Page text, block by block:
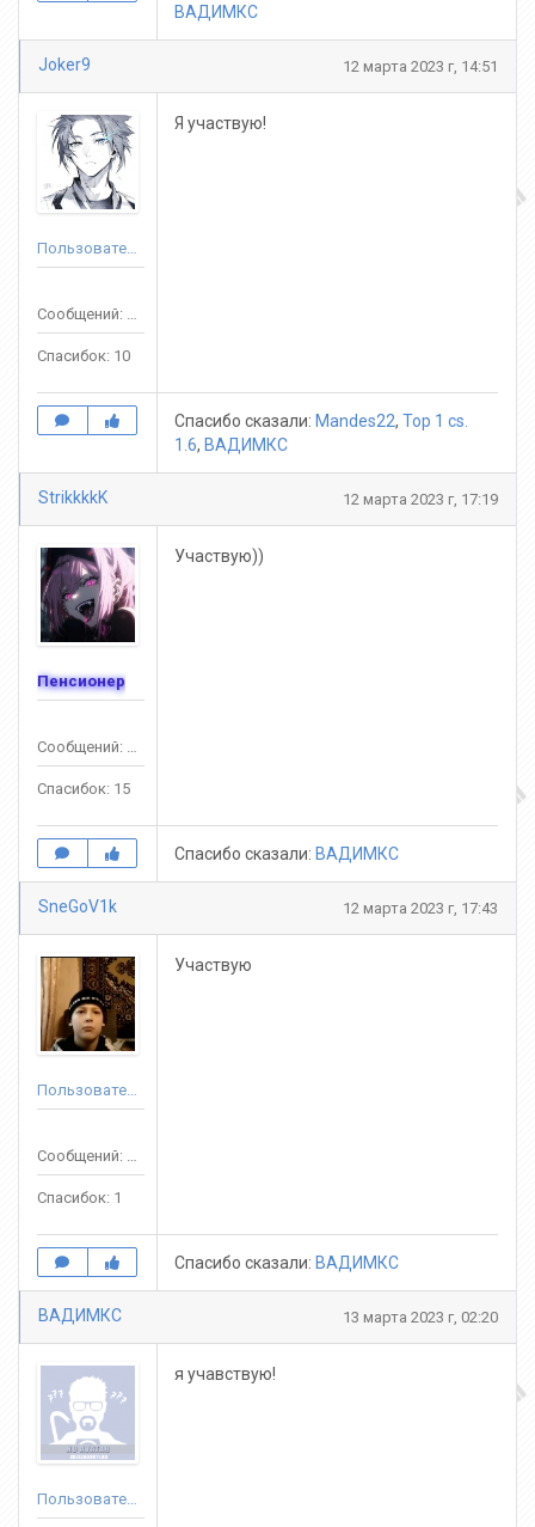
ВАДИМКС
Joker9 12 марта 2023 г, 14:51
Пользователь
Сообщений: 13
Спасибок: 10
Я участвую!
Спасибо сказали: Mandes22, Top 1 cs.
1.6, ВАДИМКС
StrikkkkK 12 марта 2023 г, 17:19
Пенсионер
Сообщений: 20
Спасибок: 15
Участвую))
Спасибо сказали: ВАДИМКС
SneGoV1k 12 марта 2023 г, 17:43
Пользователь
Сообщений: 15
Спасибок: 1
Участвую
Спасибо сказали: ВАДИМКС
ВАДИМКС 13 марта 2023 г, 02:20
Пользователь
я учавствую!